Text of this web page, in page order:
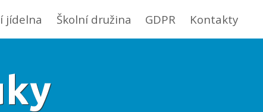
jídelna Školní družina GDPR Kontakty